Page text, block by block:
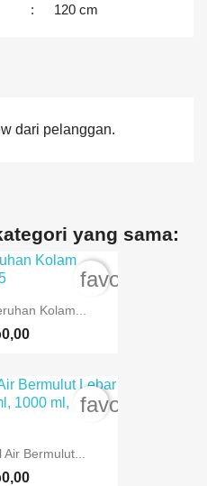
: 120 cm
dari pelanggan.
yang sama:
Kolam...
Bermulut...